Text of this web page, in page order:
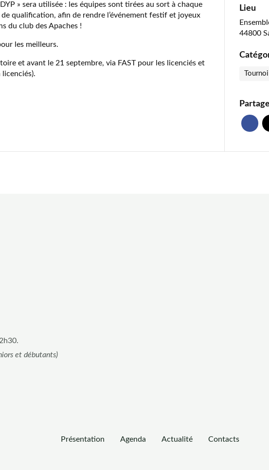
» sera utilisée : les équipes sont tirées au sort à chaque
qualification, afin de rendre l’événement festif et joyeux
du club des Apaches !
les meilleurs.
et avant le 21 septembre, via FAST pour les licenciés et
Lieu
44800
Tournoi
et débutants)
Présentation Agenda Actualité Contacts